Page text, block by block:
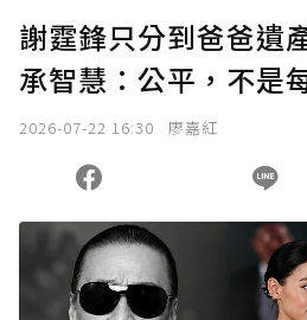
謝霆鋒只分到爸爸遺
承智慧：公平，不是
2026-07-22 16:30 廖嘉紅